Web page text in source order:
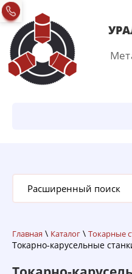
Расширенный поиск
Главная \ Каталог \ Токарные
Токарно-карусельные